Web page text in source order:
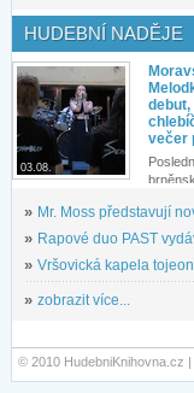
HUDEBNÍ NADĚJE
03.08.
debut,
večer
» Mr. Moss představují
» Rapové duo PAST
» Vršovická kapela
» zobrazit více...
© 2010